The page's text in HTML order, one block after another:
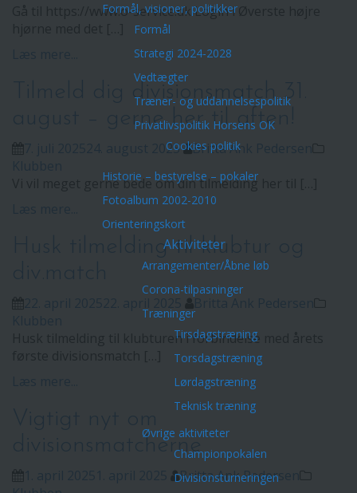
Formål, visioner, politikker
Formål
Strategi 2024-2028
Vedtægter
Træner- og uddannelsespolitik
Privatlivspolitik Horsens OK
Cookies politik
Historie – bestyrelse – pokaler
Fotoalbum 2002-2010
Orienteringskort
Aktiviteter
Arrangementer/Åbne løb
Corona-tilpasninger
Træninger
Tirsdagstræning
Torsdagstræning
Lørdagstræning
Teknisk træning
Øvrige aktiviteter
Championpokalen
Divisionsturneringen
Gå til https://www.o-service.dk Login i Øverste højre
Tilmeld dig divisionsmatch 31.
august – gerne her til aften!
24. august 2025
Britta Ank Pedersen
Vi vil meget gerne bede om din tilmelding her til […]
Husk tilmelding til klubtur og
Husk tilmelding til klubturen i forbindelse med årets
divisionsmatcherne
Britta Ank Pedersen